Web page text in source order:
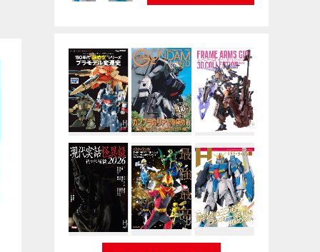
キャラクターモデル
キャラクター・プラモデル・
アーカイブVol.002 マクロ
特撮
ナンバーワン戦隊ゴジュウジ
ャー公式完全読本
2026/07/27